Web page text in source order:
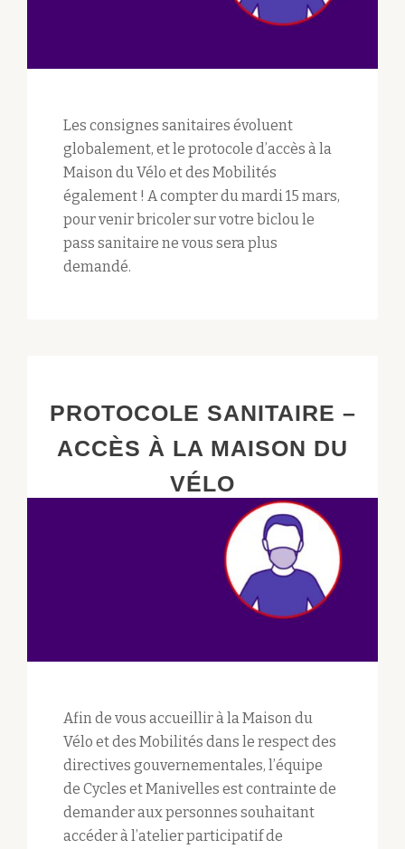
Les consignes sanitaires évoluent
globalement, et le protocole d’accès à la
Maison du Vélo et des Mobilités
également ! A compter du mardi 15 mars,
pour venir bricoler sur votre biclou le
pass sanitaire ne vous sera plus
demandé.
PROTOCOLE SANITAIRE –
ACCÈS À LA MAISON DU
VÉLO
Afin de vous accueillir à la Maison du
Vélo et des Mobilités dans le respect des
directives gouvernementales, l’équipe
de Cycles et Manivelles est contrainte de
demander aux personnes souhaitant
accéder à l’atelier participatif de